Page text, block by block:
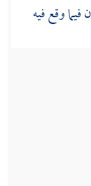
فيما وقع فيه